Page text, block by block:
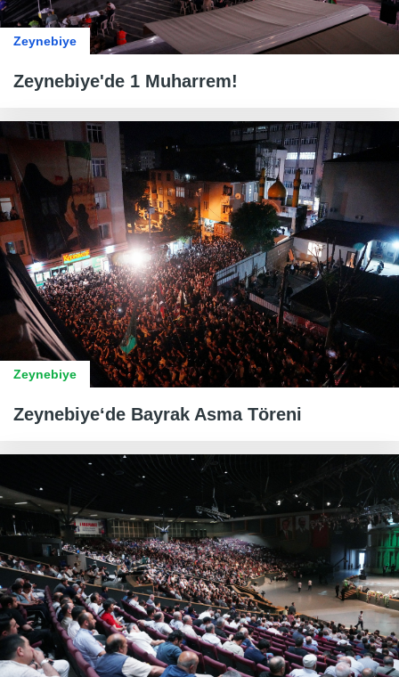
Zeynebiye
Zeynebiye'de 1 Muharrem!
Zeynebiye
Zeynebiye‘de Bayrak Asma Töreni